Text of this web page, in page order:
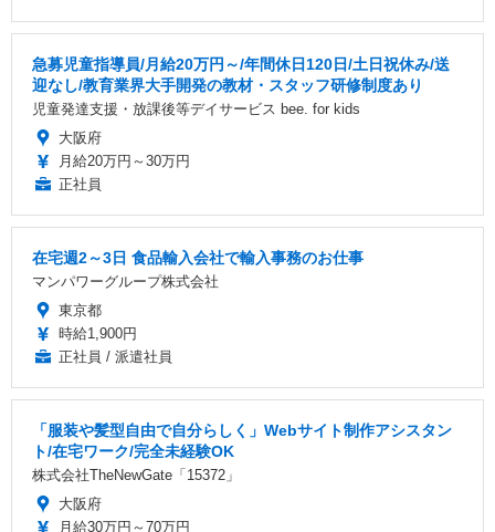
急募児童指導員/月給20万円～/年間休日120日/土日祝休み/送
迎なし/教育業界大手開発の教材・スタッフ研修制度あり
児童発達支援・放課後等デイサービス bee. for kids
大阪府
月給20万円～30万円
正社員
在宅週2～3日 食品輸入会社で輸入事務のお仕事
マンパワーグループ株式会社
東京都
時給1,900円
正社員 / 派遣社員
「服装や髪型自由で自分らしく」Webサイト制作アシスタン
ト/在宅ワーク/完全未経験OK
株式会社TheNewGate「15372」
大阪府
月給30万円～70万円